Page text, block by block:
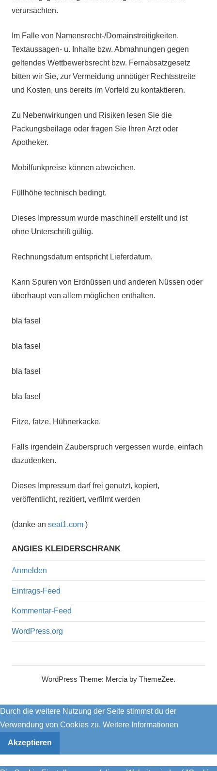
verursachten.
Im Falle von Namensrecht-/Domainstreitigkeiten,
Textaussagen- u. Inhalte bzw. Abmahnungen gegen
geltendes Wettbewerbsrecht bzw. Fernabsatzgesetz
bitten wir Sie, zur Vermeidung unnötiger Rechtsstreite
und Kosten, uns bereits im Vorfeld zu kontaktieren.
Zu Nebenwirkungen und Risiken lesen Sie die
Packungsbeilage oder fragen Sie Ihren Arzt oder
Apotheker.
Mobilfunkpreise können abweichen.
Füllhöhe technisch bedingt.
Dieses Impressum wurde maschinell erstellt und ist
ohne Unterschrift gültig.
Rechnungsdatum entspricht Lieferdatum.
Kann Spuren von Erdnüssen und anderen Nüssen oder
überhaupt von allem möglichen enthalten.
bla fasel
bla fasel
bla fasel
bla fasel
Fitze, fatze, Hühnerkacke.
Falls irgendein Zauberspruch vergessen wurde, einfach
dazudenken.
Dieses Impressum darf frei genutzt, kopiert,
veröffentlicht, rezitiert, verfilmt werden
(danke an seat1.com )
ANGIES KLEIDERSCHRANK
Anmelden
Eintrags-Feed
Kommentar-Feed
WordPress.org
WordPress Theme: Mercia by ThemeZee.
Durch die weitere Nutzung der Seite stimmst du der
Verwendung von Cookies zu. Weitere Informationen
Akzeptieren